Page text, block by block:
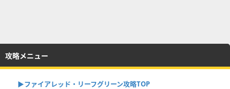
攻略メニュー
▶︎ファイアレッド・リーフグリーン攻略TOP